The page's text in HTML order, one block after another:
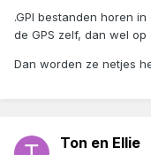
.GPI bestanden horen
de GPS zelf, dan wel
Dan worden ze netjes
Ton en Ellie